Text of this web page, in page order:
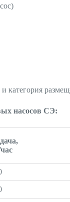
категория
насосов CЭ: